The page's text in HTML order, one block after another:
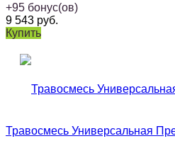
+95 бонус(ов)
9 543 руб.
Купить
Травосмесь Универсальная